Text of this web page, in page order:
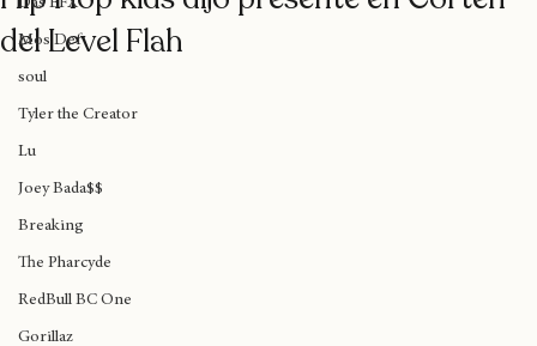
Das EFX
Mos Def
soul
Tyler the Creator
Lu
Joey Bada$$
Breaking
The Pharcyde
RedBull BC One
Hip Hop kids dijo presente en Corteh
del Level Flah